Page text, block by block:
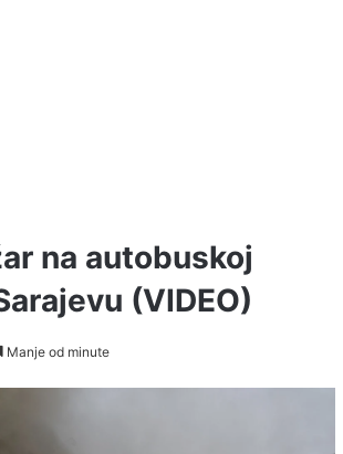
na autobuskoj
(VIDEO)
Manje od minute